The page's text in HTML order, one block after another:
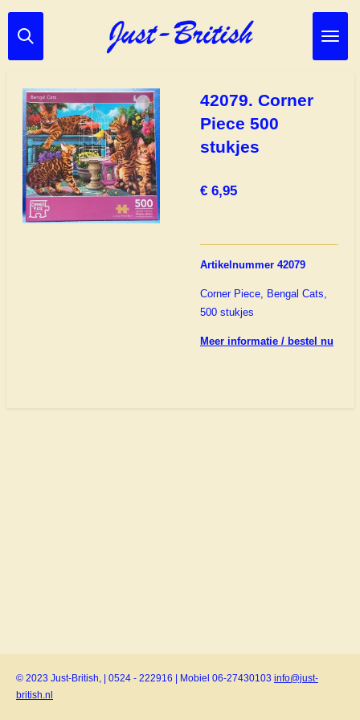
Ga
direct
hoofdinhoud
42079. Corner
Piece 500
stukjes
€ 6,95
Artikelnummer 42079
Corner Piece, Bengal Cats,
500 stukjes
Meer informatie / bestel nu
© 2023 Just-British, | 0524 - 222916 | Mobiel 06-27430103 info@just-
british.nl